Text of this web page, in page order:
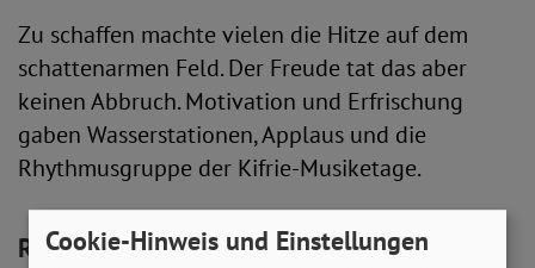
Zu schaffen machte vielen die Hitze auf dem
schattenarmen Feld. Der Freude tat das aber
keinen Abbruch. Motivation und Erfrischung
gaben Wasserstationen, Applaus und die
Rhythmusgruppe der Kifrie-Musiketage.
Rahmenprogramm als Fest für alle
Cookie-Hinweis und Einstellungen